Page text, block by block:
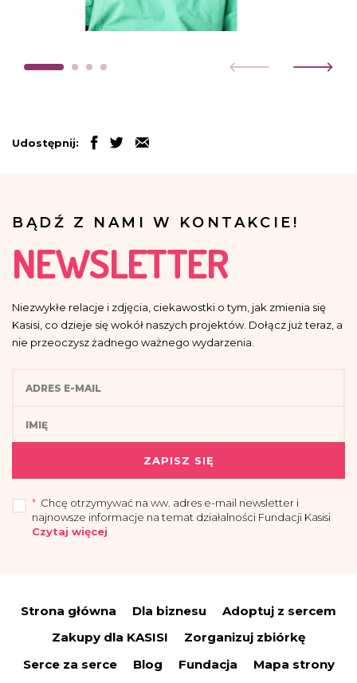
Udostępnij:
BĄDŹ Z NAMI W KONTAKCIE!
NEWSLETTER
Niezwykłe relacje i zdjęcia, ciekawostki o tym, jak zmienia się
Kasisi, co dzieje się wokół naszych projektów. Dołącz już teraz, a
nie przeoczysz żadnego ważnego wydarzenia.
ZAPISZ SIĘ
* Chcę otrzymywać na ww. adres e-mail newsletter i
najnowsze informacje na temat działalności Fundacji Kasisi
Czytaj więcej
Administrator wyznaczył Inspektora Danych Osobowych, z którym można się
a) wysyłki newslettera i informacji o działalności fundacji – co stanowi
Strona główna Dla biznesu
Adoptuj z sercem
Zakupy dla KASISI
Zorganizuj zbiórkę
Serce za serce
Blog Fundacja
Mapa strony